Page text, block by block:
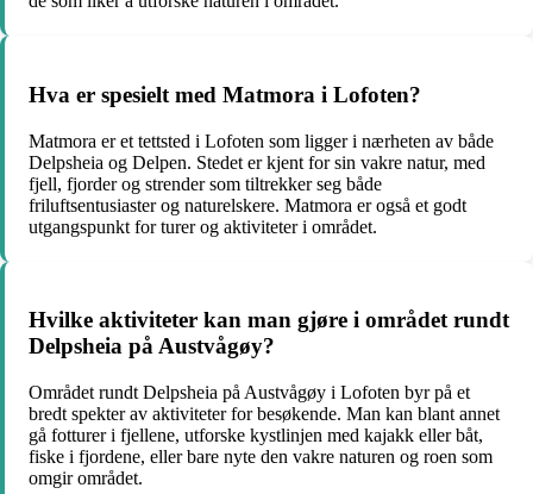
Hva er spesielt med Matmora i Lofoten?
Matmora er et tettsted i Lofoten som ligger i nærheten av både
Delpsheia og Delpen. Stedet er kjent for sin vakre natur, med
fjell, fjorder og strender som tiltrekker seg både
friluftsentusiaster og naturelskere. Matmora er også et godt
utgangspunkt for turer og aktiviteter i området.
Hvilke aktiviteter kan man gjøre i området rundt
Delpsheia på Austvågøy?
Området rundt Delpsheia på Austvågøy i Lofoten byr på et
bredt spekter av aktiviteter for besøkende. Man kan blant annet
gå fotturer i fjellene, utforske kystlinjen med kajakk eller båt,
fiske i fjordene, eller bare nyte den vakre naturen og roen som
omgir området.